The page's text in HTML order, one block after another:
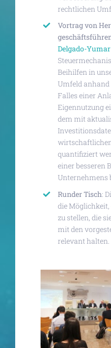
rechtlichen
Vortrag von
Delgado-
Beihilfen in
Umfeld
Falles einer
Eigennutzung
dem mit
quantifiziert
einer besseren
Unternehmens
Runder Tisch:
die Möglichkeit,
zu stellen, die
mit den
relevant halten.